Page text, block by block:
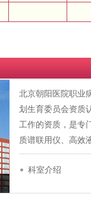
北京朝阳医院职业
划生育委员会资质
工作的资质，是专
质谱联用仪、高效
科室介绍